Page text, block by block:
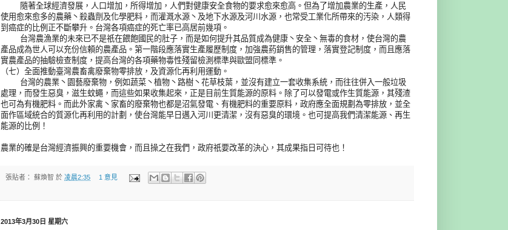
隨著全球經濟發展，人口增加，所得增加，人們對健康安全食物的要求愈來愈高。但為了增加農業的生產，人民
使用愈來愈多的農藥丶殺蟲劑及化學肥料，而灌溉水源丶及地下水源及河川水源，也常受工業化所帶來的汚染，人類得
到癌症的比例正不斷攀升。台灣各項癌症的死亡率已高居前幾項。
台灣農漁業的未來已不是祇在餵飽國民的肚子，而是如何提升其品質成為健康丶安全丶無毒的食材，使台灣的農
產品成為世人可以充份信頼的農產品。第一階段應落實生產履歷制度，加強農葯銷售的管理，落實登記制度，而且應落
實農產品的抽驗檢查制度，提高台灣的各項藥物毒性殘留檢測標準與歐盟同標準。
（七）全面推動臺灣農畜禽廢棄物零排放，及資源化再利用運動。
台灣的農業丶園藝廢棄物，例如蔬菜丶植物丶路樹丶花草枝葉，並沒有建立一套收集系統，而往往併入一般垃圾
處理，而發生惡臭，滋生蚊蠅，而這些如果收集起來，正是目前生質能源的原料。除了可以發電或作生質能源，其殘渣
也可為有機肥料。而此外家禽丶家畜的廢棄物也都是沼氣發電、有機肥料的重要原料，政府應全面規劃為零排放，並全
面作區域統合的質源化再利用的計劃，使台灣能早日邁入河川更清潔，沒有惡臭的環境。也可提高我們清潔能源、再生
能源的比例！
農業的確是台灣經濟振興的重要機會，而且操之在我們，政府祇要改革的決心，其成果指日可待也！
張貼者： 蘇煥智 於 凌晨2:35 1 意見
2013年3月30日 星期六